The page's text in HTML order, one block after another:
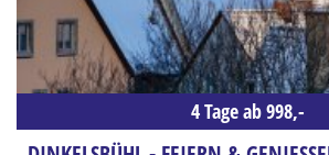
4 Tage ab 998,-